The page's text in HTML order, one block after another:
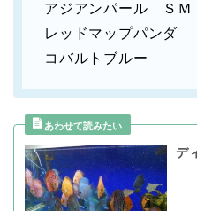
アジアンパール ＳＭ
レッドマップパンダ
コバルトブルー
デ